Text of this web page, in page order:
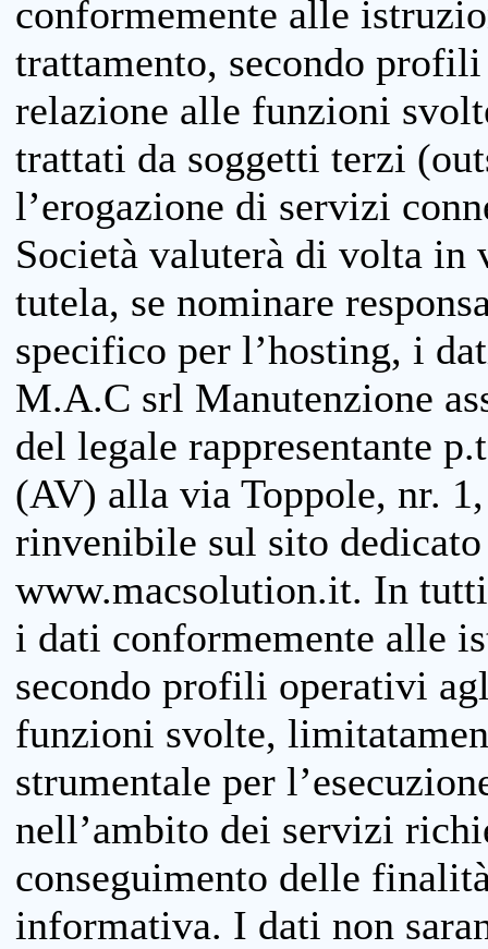
conformemente alle
trattamento, secondo
relazione alle funzioni
trattati da soggetti terzi
l’erogazione di servizi
Società valuterà di volta in
tutela, se nominare
specifico per l’hosting, i
M.A.C srl Manutenzione
del legale rappresentante
(AV) alla via Toppole, nr.
rinvenibile sul sito
www.macsolution.it. In
i dati conformemente alle
secondo profili operativi
funzioni svolte,
strumentale per
nell’ambito dei servizi
conseguimento delle
informativa. I dati non